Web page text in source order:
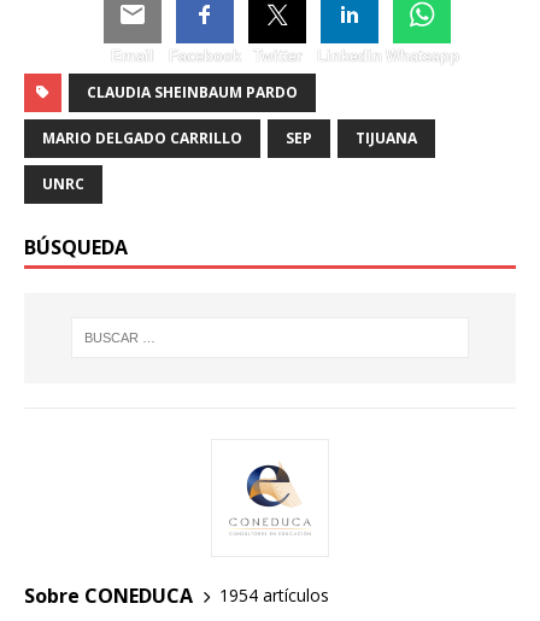
Email Facebook Twitter Linkedin Whatsapp
CLAUDIA SHEINBAUM PARDO
MARIO DELGADO CARRILLO SEP TIJUANA
UNRC
BÚSQUEDA
Sobre CONEDUCA
1954 artículos